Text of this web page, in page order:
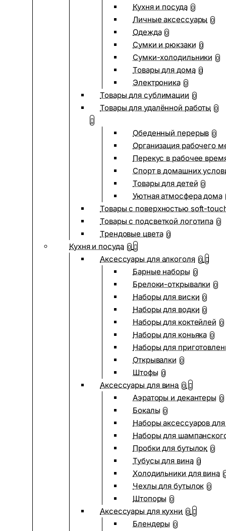
Кухня и посуда 0
Личные аксессуары 0
Одежда 0
Сумки и рюкзаки 0
Сумки-холодильники 0
Товары для дома 0
Электроника 0
Товары для сублимации 0
Товары для удалённой работы 0
Обеденный перерыв 0
Организация рабочего
Перекус в рабочее
Спорт в домашних
Товары для детей 0
Уютная атмосфера дома
Товары с поверхностью soft-
Товары с подсветкой логотипа 0
Трендовые цвета 0
Кухня и посуда 0
Аксессуары для алкоголя 0
Барные наборы 0
Брелоки-открывалки 0
Наборы для виски 0
Наборы для водки 0
Наборы для коктейлей 0
Наборы для коньяка 0
Наборы для
Открывалки 0
Штофы 0
Аксессуары для вина 0
Аэраторы и декантеры 0
Бокалы 0
Наборы аксессуаров
Наборы для
Пробки для бутылок 0
Тубусы для вина 0
Холодильники для вина
Чехлы для бутылок 0
Штопоры 0
Аксессуары для кухни 0
Блендеры 0